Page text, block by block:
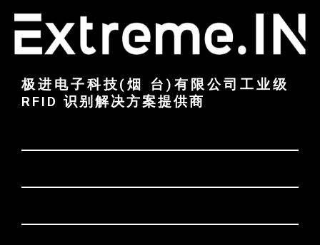
极进电子科技(烟 台)有限公司工业级
RFID 识别解决方案提供商